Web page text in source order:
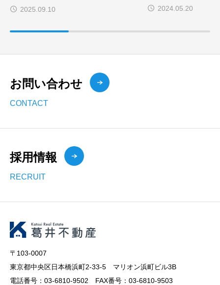
説 2025.09.10 2024.05.20
お問い合わせ
CONTACT
採用情報
RECRUIT
〒103-0007
東京都中央区日本橋浜町2-33-5 マリオン浜町ビル3B
電話番号：03-6810-9502 FAX番号：03-6810-9503